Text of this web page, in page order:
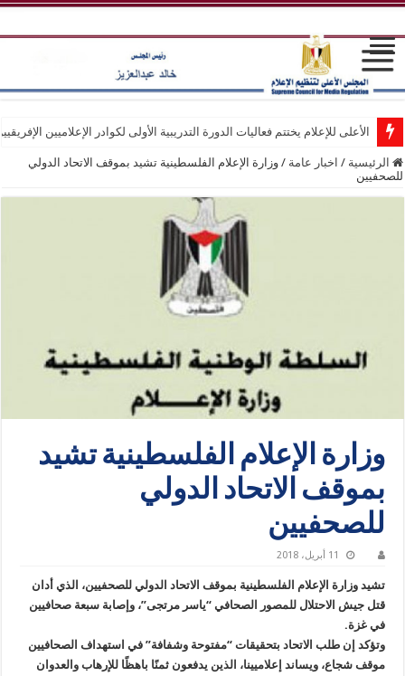
الأعلى للإعلام يختتم فعاليات الدورة التدريبية الأولى لكوادر الإعلاميين
الرئيسية / اخبار عامة / وزارة الإعلام الفلسطينية تشيد بموقف الاتحاد الدولي
للصحفيين
وزارة الإعلام الفلسطينية تشيد
بموقف الاتحاد الدولي
للصحفيين
11 أبريل، 2018
تشيد وزارة الإعلام الفلسطينية بموقف الاتحاد الدولي للصحفيين، الذي أدان
قتل جيش الاحتلال للمصور الصحافي “ياسر مرتجى”، وإصابة سبعة صحافيين
في غزة.
وتؤكد إن طلب الاتحاد بتحقيقات “مفتوحة وشفافة” في استهداف الصحافيين
موقف شجاع، ويساند إعلاميينا، الذين يدفعون ثمنًا باهظًا للإرهاب والعدوان